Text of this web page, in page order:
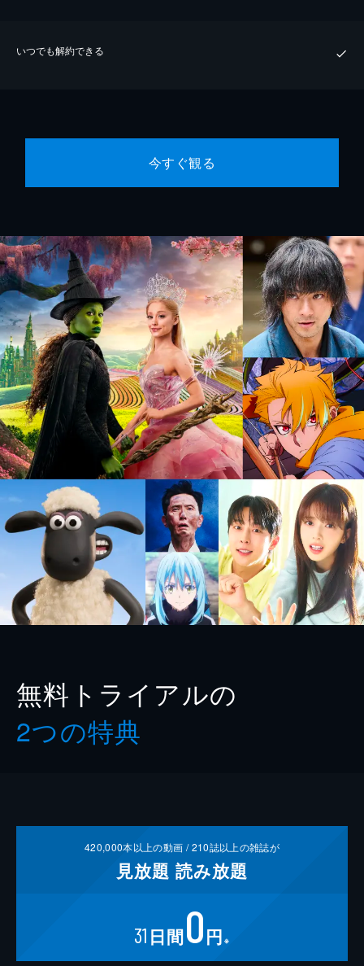
いつでも解約できる
今すぐ観る
無料トライアルの
2つの特典
420,000本以上の動画 /210誌以上の雑誌が
見放題 読み放題
31 日間0円 ※